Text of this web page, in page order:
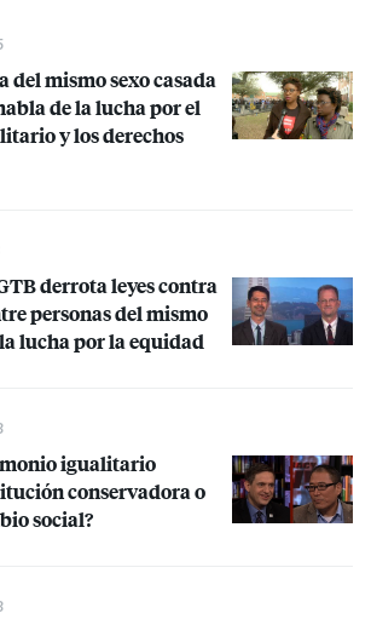
del mismo sexo casada
de la lucha por el
y los derechos
derrota leyes contra
personas del mismo
lucha por la equidad
igualitario
conservadora o
social?